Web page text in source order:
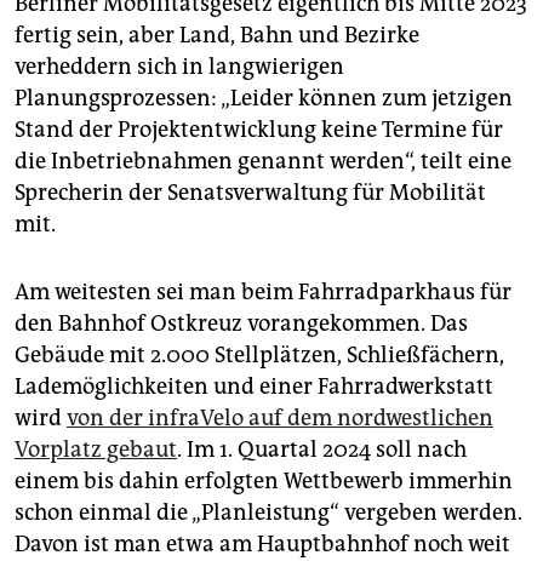
fertig sein, aber Land, Bahn und Bezirke
verheddern sich in langwierigen
Planungsprozessen: „Leider können zum jetzigen
Stand der Projektentwicklung keine Termine für
die Inbetriebnahmen genannt werden“, teilt eine
Sprecherin der Senatsverwaltung für Mobilität
mit.
Am weitesten sei man beim Fahrradparkhaus für
den Bahnhof Ostkreuz vorangekommen. Das
Gebäude mit 2.000 Stellplätzen, Schließfächern,
Lademöglichkeiten und einer Fahrradwerkstatt
wirdvon der infraVelo auf dem nordwestlichen
Vorplatz gebaut. Im 1. Quartal 2024 soll nach
einem bis dahin erfolgten Wettbewerb immerhin
schon einmal die „Planleistung“ vergeben werden.
Davon ist man etwa am Hauptbahnhof noch weit